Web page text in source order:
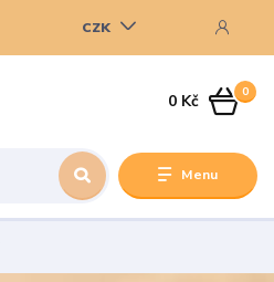
Menu
CZK
0
0 Kč